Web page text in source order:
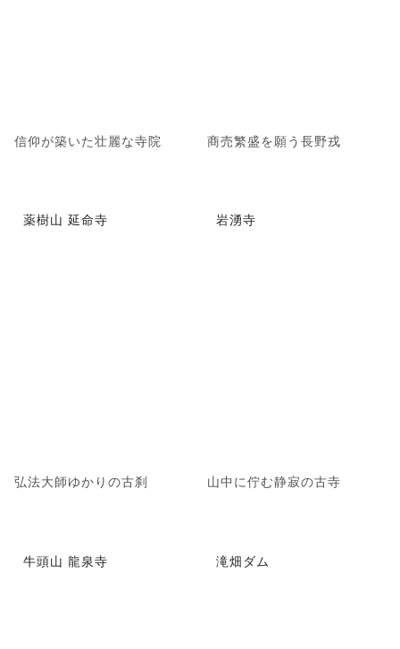
信仰が築いた壮麗な寺院 商売繁盛を願う長野戎
薬樹山 延命寺
弘法大師ゆかりの古刹
岩湧寺
山中に佇む静寂の古寺
牛頭山 龍泉寺 滝畑ダム